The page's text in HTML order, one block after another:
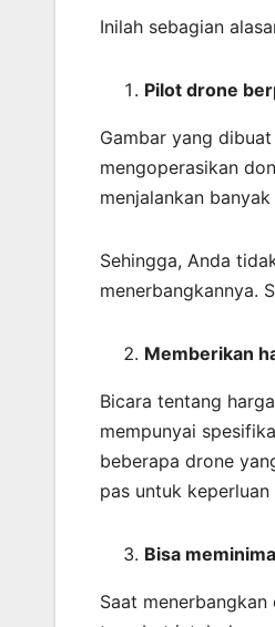
Inilah sebagian
Pilot drone
Gambar yang
mengoperasikan
menjalankan
Sehingga, Anda
menerbangkannya.
Memberikan
Bicara tentang
mempunyai
beberapa drone
pas untuk keperluan
Bisa
Saat